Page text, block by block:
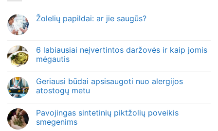
Žolelių papildai: ar jie saugūs?
6 labiausiai neįvertintos daržovės ir kaip jomis
mėgautis
Geriausi būdai apsisaugoti nuo alergijos
atostogų metu
Pavojingas sintetinių piktžolių poveikis
smegenims